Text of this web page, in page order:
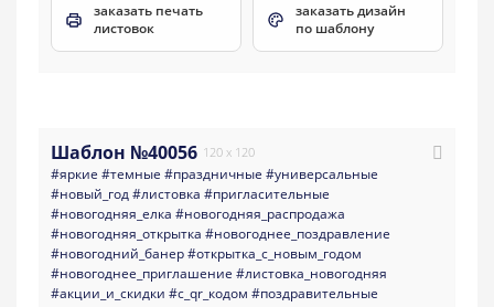
заказать печать
листовок
заказать дизайн
по шаблону
Шаблон №40056 120 x 120
#яркие #темные #праздничные #универсальные
#новый_год#листовка #пригласительные
#новогодняя_елка #новогодняя_распродажа
#новогодняя_открытка #новогоднее_поздравление
#новогодний_банер#открытка_с_новым_годом
#новогоднее_приглашение #листовка_новогодняя
#акции_и_скидки #с_qr_кодом #поздравительные